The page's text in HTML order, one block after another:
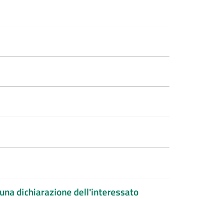
dichiarazione dell'interessato